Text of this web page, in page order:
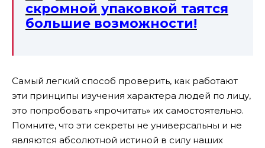
скромной упаковкой таятся
большие возможности!
Самый легкий способ проверить, как работают
эти принципы изучения характера людей по лицу,
это попробовать «прочитать» их самостоятельно.
Помните, что эти секреты не универсальны и не
являются абсолютной истиной в силу наших